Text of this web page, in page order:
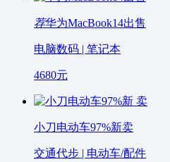
荐华为MacBook14出售
电脑数码 | 笔记本
4680元
小刀电动车97%新卖
交通代步 | 电动车/配件